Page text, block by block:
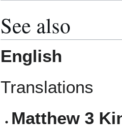
to
to
See also
English
Translations
Matthew 3